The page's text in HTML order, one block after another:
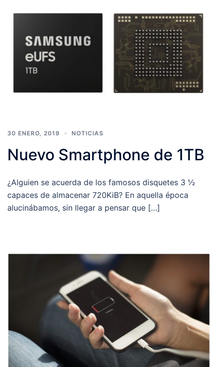
30 ENERO, 2019 NOTICIAS
Nuevo Smartphone de 1TB
¿Alguien se acuerda de los famosos disquetes 3 ½
capaces de almacenar 720KiB? En aquella época
alucinábamos, sin llegar a pensar que […]